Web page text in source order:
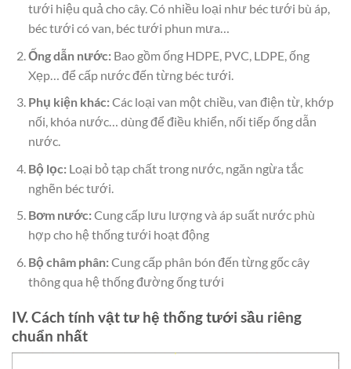
tưới hiệu quả cho cây. Có nhiều loại như béc tưới bù áp,
béc tưới có van, béc tưới phun mưa…
Ống dẫn nước:Bao gồm ống HDPE, PVC, LDPE, ống
Xẹp… để cấp nước đến từng béc tưới.
Phụ kiện khác:Các loại van một chiều, van điện từ, khớp
nối, khóa nước… dùng để điều khiển, nối tiếp ống dẫn
nước.
Bộ lọc:Loại bỏ tạp chất trong nước, ngăn ngừa tắc
nghẽn béc tưới.
Bơm nước:Cung cấp lưu lượng và áp suất nước phù
hợp cho hệ thống tưới hoạt động
Bộ châm phân:Cung cấp phân bón đến từng gốc cây
thông qua hệ thống đường ống tưới
IV. Cách tính vật tư hệ thống tưới sầu riêng
chuẩn nhất